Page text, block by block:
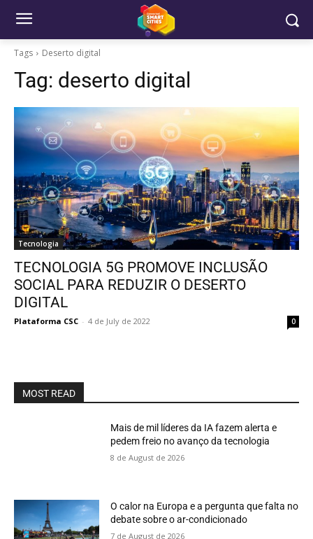
Tags Deserto digital
Tag: deserto digital
Tecnologia
TECNOLOGIA 5G PROMOVE INCLUSÃO
SOCIAL PARA REDUZIR O DESERTO
DIGITAL
Plataforma CSC - 4 de July de 2022 0
MOST READ
Mais de mil líderes da IA fazem alerta e
pedem freio no avanço da tecnologia
8 de August de 2026
O calor na Europa e a pergunta que falta no
debate sobre o ar-condicionado
7 de August de 2026